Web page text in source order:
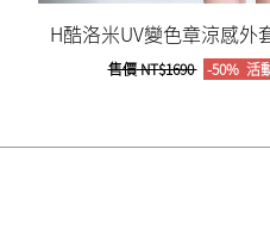
H酷洛米UV變色章涼感
售價NT$1690 -50% 活